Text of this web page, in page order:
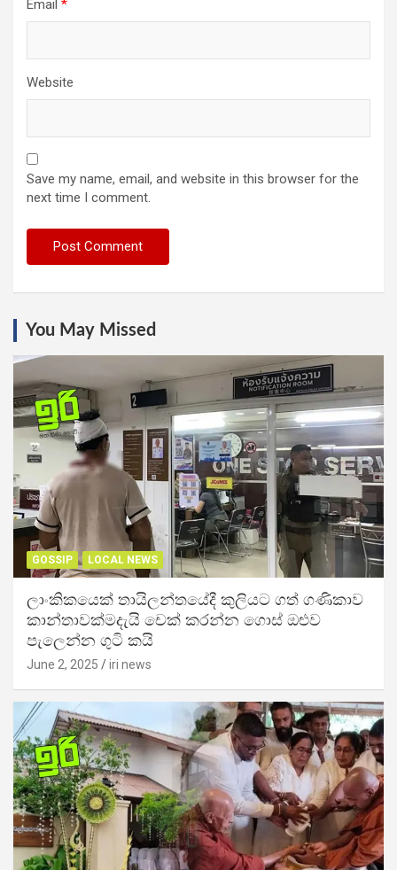
Email *
Website
Save my name, email, and website in this browser for the
next time I comment.
You May Missed
GOSSIP LOCAL NEWS
ලාංකිකයෙක් තායිලන්තයේදී කුලියට ගත් ගණිකාව
කාන්තාවක්මදැයි චෙක් කරන්න ගොස් ඔළුව
පැලෙන්න ගුටි කයි
June 2, 2025 iri news